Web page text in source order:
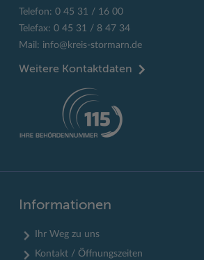
Telefon: 0 45 31 / 16 00
Telefax: 0 45 31 / 8 47 34
Mail: info@kreis-stormarn.de
Weitere Kontaktdaten
Informationen
Ihr Weg zu uns
Kontakt / Öffnungszeiten